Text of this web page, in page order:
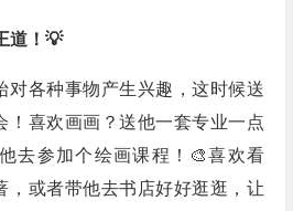
道！💡
对各种事物产生兴趣，这时候送
！喜欢画画？送他一套专业一点
去参加个绘画课程！🎨喜欢看
，或者带他去书店好好逛逛，让